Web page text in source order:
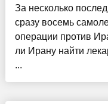
За несколько
сразу восемь
операции против
ли Ирану найти
...